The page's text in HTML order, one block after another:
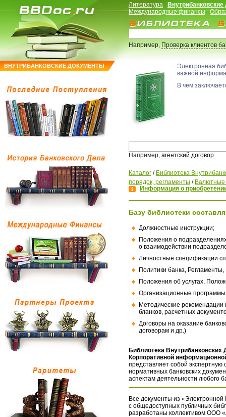
ВНУТРИБАНКОВСКИЕ ДОКУМЕНТЫ
Литература
Международные финансы
Например,Проверка клиентов
Электронная
важной
В чем
Например, агентский договор
Каталог / Библиотека
порядок, регламенты / Валютные
Информация о
Базу библиотеки
Должностные инструкции;
Положения о
о взаимодействии
Личностные спецификации
Политики банка,
Положения об услугах,
Организационные
Методические
бланков, расчетных
Договоры на оказание
договорам и др.)
Библиотека
Корпоративной
представляет собой экспертную
нормативных банковских
аспектам деятельности любого
Все документы из «Электронной
с общедоступных публичных
разработаны коллективом ООО